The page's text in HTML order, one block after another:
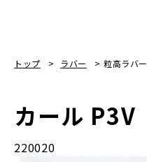
トップ ラバー 粒高ラバー
カール P3V
220020